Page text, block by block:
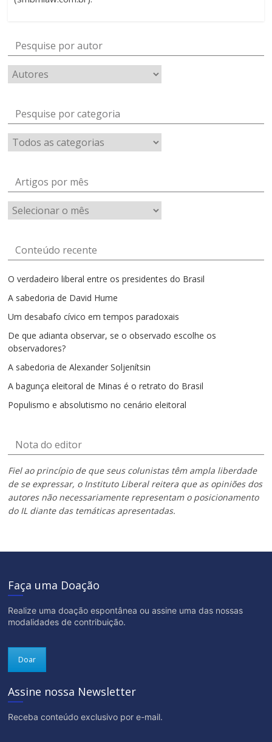
Pesquise por autor
Pesquise por categoria
Artigos por mês
Artigos
por
Conteúdo recente
O verdadeiro liberal entre os presidentes do Brasil
A sabedoria de David Hume
Um desabafo cívico em tempos paradoxais
De que adianta observar, se o observado escolhe os
observadores?
A sabedoria de Alexander Soljenítsin
A bagunça eleitoral de Minas é o retrato do Brasil
Populismo e absolutismo no cenário eleitoral
Nota do editor
Fiel ao princípio de que seus colunistas têm ampla liberdade
de se expressar, o Instituto Liberal reitera que as opiniões dos
autores não necessariamente representam o posicionamento
do IL diante das temáticas apresentadas.
Faça uma Doação
Realize uma doação espontânea ou assine uma das nossas
modalidades de contribuição.
Doar
Assine nossa Newsletter
Receba conteúdo exclusivo por e-mail.